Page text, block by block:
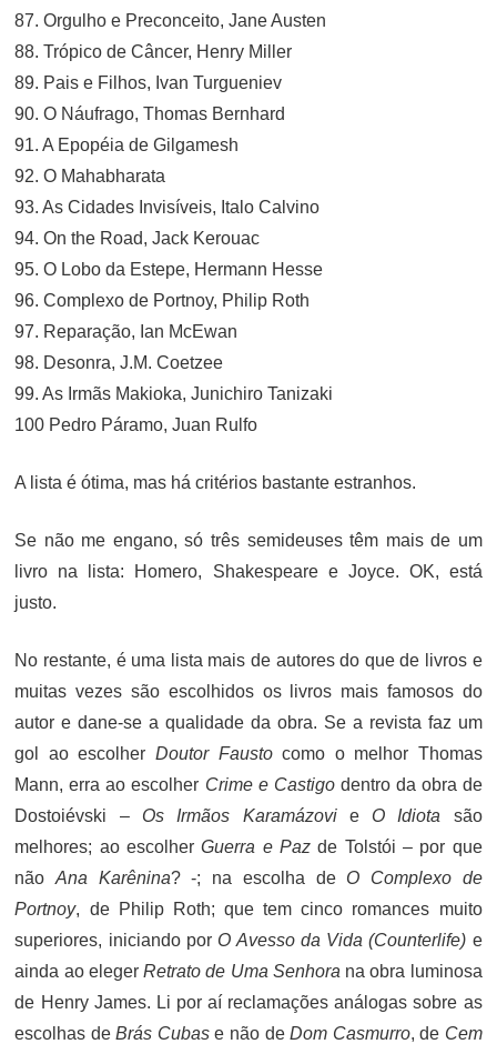
87. Orgulho e Preconceito, Jane Austen
88. Trópico de Câncer, Henry Miller
89. Pais e Filhos, Ivan Turgueniev
90. O Náufrago, Thomas Bernhard
91. A Epopéia de Gilgamesh
92. O Mahabharata
93. As Cidades Invisíveis, Italo Calvino
94. On the Road, Jack Kerouac
95. O Lobo da Estepe, Hermann Hesse
96. Complexo de Portnoy, Philip Roth
97. Reparação, Ian McEwan
98. Desonra, J.M. Coetzee
99. As Irmãs Makioka, Junichiro Tanizaki
100 Pedro Páramo, Juan Rulfo
A lista é ótima, mas há critérios bastante estranhos.
Se não me engano, só três semideuses têm mais de um
livro na lista: Homero, Shakespeare e Joyce. OK, está
justo.
No restante, é uma lista mais de autores do que de livros e
muitas vezes são escolhidos os livros mais famosos do
autor e dane-se a qualidade da obra. Se a revista faz um
gol ao escolher Doutor Faustocomo o melhor Thomas
Mann, erra ao escolher Crime e Castigo dentro da obra de
Dostoiévski – Os Irmãos Karamázovi e O Idiota são
melhores; ao escolherGuerra e Paz de Tolstói – por que
nãoAna Karênina? -; na escolha de O Complexo de
Portnoy, de Philip Roth; que tem cinco romances muito
superiores, iniciando por O Avesso da Vida (Counterlife) e
ainda ao elegerRetrato de Uma Senhora na obra luminosa
de Henry James. Li por aí reclamações análogas sobre as
escolhas deBrás Cubase não deDom Casmurro, de Cem